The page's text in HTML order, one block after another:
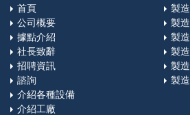
首頁
公司概要
據點介紹
社長致辭
招聘資訊
諮詢
製
製
製
製
製
製
介紹各種設備
介紹工廠